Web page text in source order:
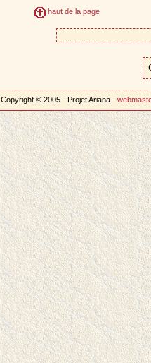
haut de la page
Copyright © 2005 - Projet Ariana -